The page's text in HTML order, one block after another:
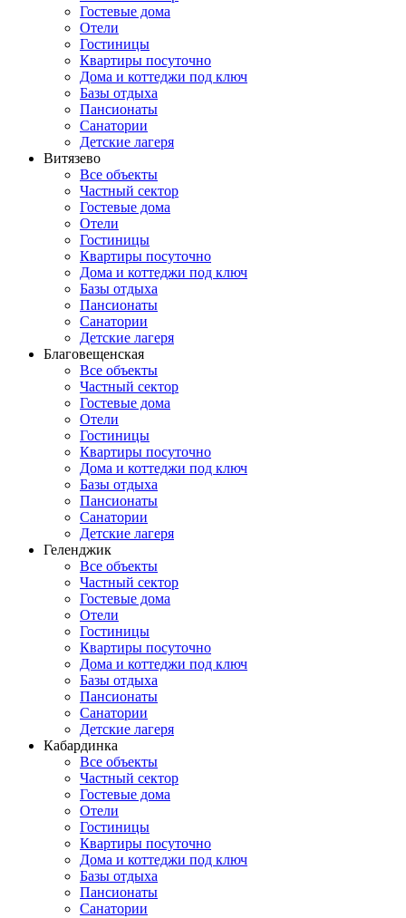
Гостевые дома
Отели
Гостиницы
Квартиры посуточно
Дома и коттеджи под ключ
Базы отдыха
Пансионаты
Санатории
Детские лагеря
Витязево
Все объекты
Частный сектор
Гостевые дома
Отели
Гостиницы
Квартиры посуточно
Дома и коттеджи под ключ
Базы отдыха
Пансионаты
Санатории
Детские лагеря
Благовещенская
Все объекты
Частный сектор
Гостевые дома
Отели
Гостиницы
Квартиры посуточно
Дома и коттеджи под ключ
Базы отдыха
Пансионаты
Санатории
Детские лагеря
Геленджик
Все объекты
Частный сектор
Гостевые дома
Отели
Гостиницы
Квартиры посуточно
Дома и коттеджи под ключ
Базы отдыха
Пансионаты
Санатории
Детские лагеря
Кабардинка
Все объекты
Частный сектор
Гостевые дома
Отели
Гостиницы
Квартиры посуточно
Дома и коттеджи под ключ
Базы отдыха
Пансионаты
Санатории